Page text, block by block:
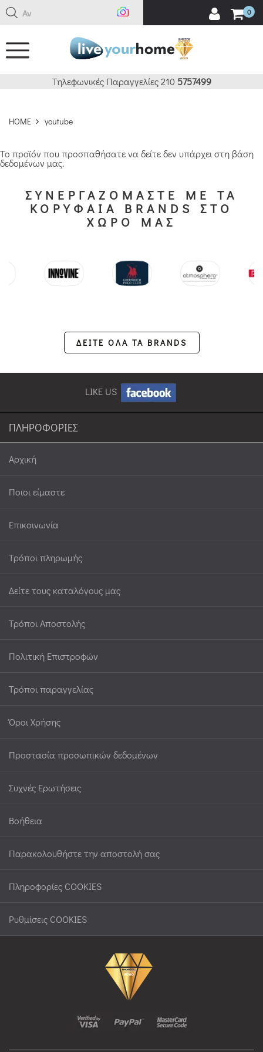
Ανα 0
Τηλεφωνικές Παραγγελίες 210 5757499
HOME youtube
Το προϊόν που προσπαθήσατε να δείτε δεν υπάρχει στη βάση
δεδομένων μας.
ΣΥΝΕΡΓΑΖΟΜΑΣΤΕ ΜΕ ΤΑ
ΚΟΡΥΦΑΙΑ BRANDS ΣΤΟ
ΧΩΡΟ ΜΑΣ
ΔΕΙΤΕ ΟΛΑ ΤΑ BRANDS
LIKE US
ΠΛΗΡΟΦΟΡΙΕΣ
Αρχική
Ποιοι είμαστε
Επικοινωνία
Τρόποι πληρωμής
Δείτε τους καταλόγους μας
Τρόποι Αποστολής
Πολιτική Επιστροφών
Τρόποι παραγγελίας
Όροι Χρήσης
Προστασία προσωπικών δεδομένων
Συχνές Ερωτήσεις
Βοήθεια
Παρακολουθήστε την αποστολή σας
Πληροφορίες COOKIES
Ρυθμίσεις COOKIES